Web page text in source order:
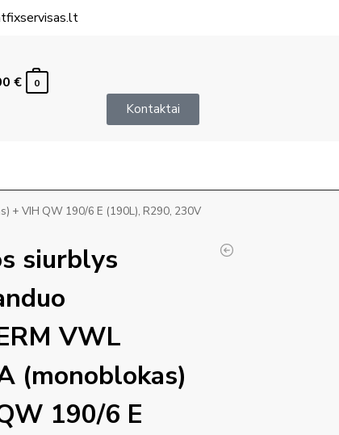
€ 0
Kontaktai
+ VIH QW 190/6 E (190L), R290, 230V
siurblys
VWL
(monoblokas)
190/6 E